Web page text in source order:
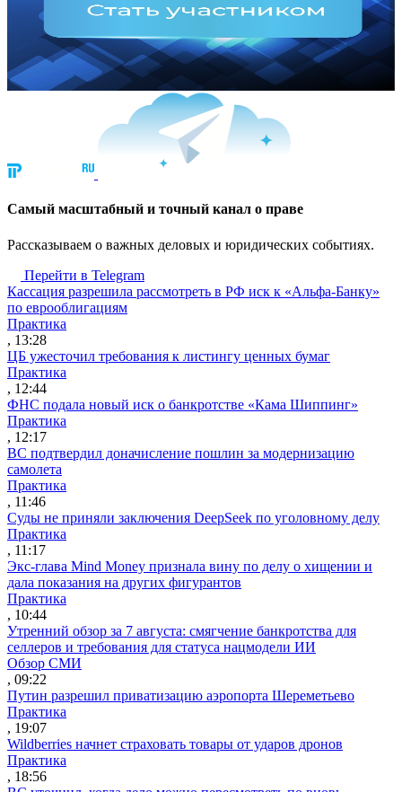
Cамый масштабный и точный канал о праве
Рассказываем о важных деловых и юридических событиях.
Перейти в Telegram
Кассация разрешила рассмотреть в РФ иск к «Альфа-Банку»
по еврооблигациям
Практика
, 13:28
ЦБ ужесточил требования к листингу ценных бумаг
Практика
, 12:44
ФНС подала новый иск о банкротстве «Кама Шиппинг»
Практика
, 12:17
ВС подтвердил доначисление пошлин за модернизацию
самолета
Практика
, 11:46
Суды не приняли заключения DeepSeek по уголовному делу
Практика
, 11:17
Экс-глава Mind Money признала вину по делу о хищении и
дала показания на других фигурантов
Практика
, 10:44
Утренний обзор за 7 августа: смягчение банкротства для
селлеров и требования для статуса нацмодели ИИ
Обзор СМИ
, 09:22
Путин разрешил приватизацию аэропорта Шереметьево
Практика
, 19:07
Wildberries начнет страховать товары от ударов дронов
Практика
, 18:56